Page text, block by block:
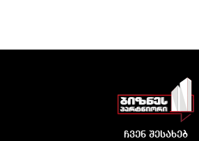
ჩვენ შესახებ